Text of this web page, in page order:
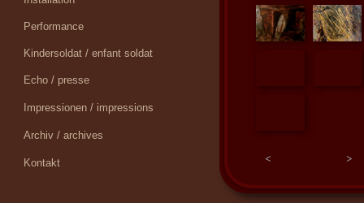
Performance
Kindersoldat / enfant soldat
Echo / presse
Impressionen / impressions
Archiv / archives
Kontakt < >